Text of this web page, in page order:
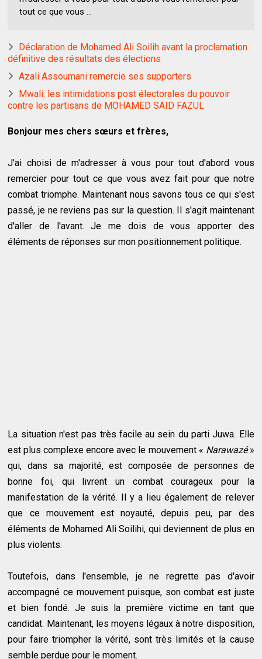
tout ce que vous ...
Déclaration de Mohamed Ali Soilih avant la proclamation
définitive des résultats des élections
Azali Assoumani remercie ses supporters
Mwali: les intimidations post électorales du pouvoir
contre les partisans de MOHAMED SAID FAZUL
Bonjour mes chers sœurs et frères,
J'ai choisi de m'adresser à vous pour tout d'abord vous
remercier pour tout ce que vous avez fait pour que notre
combat triomphe. Maintenant nous savons tous ce qui s'est
passé, je ne reviens pas sur la question. Il s'agit maintenant
d'aller de l'avant. Je me dois de vous apporter des
éléments de réponses sur mon positionnement politique.
La situation n'est pas très facile au sein du parti Juwa. Elle
est plus complexe encore avec le mouvement « Narawazé»
qui, dans sa majorité, est composée de personnes de
bonne foi, qui livrent un combat courageux pour la
manifestation de la vérité. Il y a lieu également de relever
que ce mouvement est noyauté, depuis peu, par des
éléments de Mohamed Ali Soilihi, qui deviennent de plus en
plus violents.
Toutefois, dans l'ensemble, je ne regrette pas d'avoir
accompagné ce mouvement puisque, son combat est juste
et bien fondé. Je suis la première victime en tant que
candidat. Maintenant, les moyens légaux à notre disposition,
pour faire triompher la vérité, sont très limités et la cause
semble perdue pour le moment.